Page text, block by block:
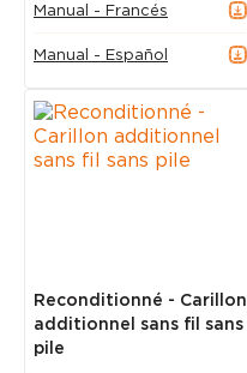
Manual - Francés
Manual - Español
Reconditionné - Carillon
additionnel sans fil sans
pile